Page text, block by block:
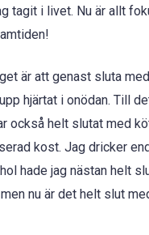
tagit i livet. Nu är allt
är att genast sluta
hjärtat i onödan. Till
också helt slutat med
kost. Jag dricker
hade jag nästan helt
nu är det helt slut